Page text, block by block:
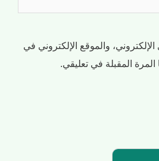
والموقع الإلكتروني في
المقبلة في تعليقي.